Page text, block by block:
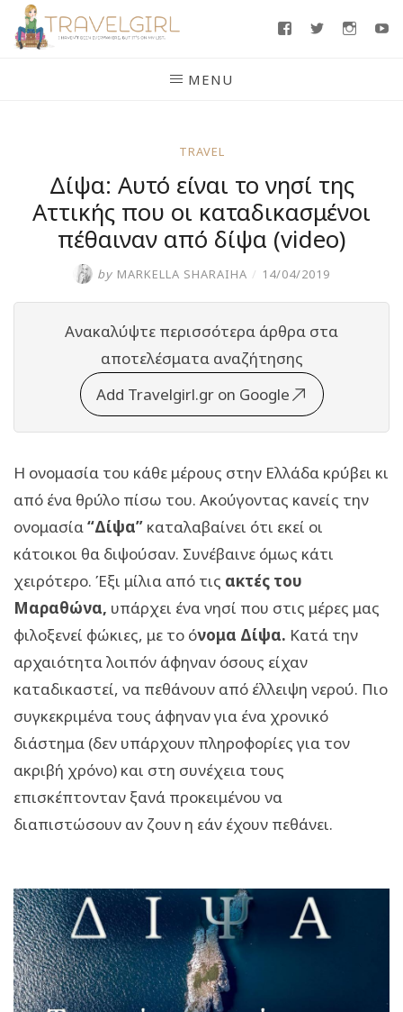
Skip
FacebookTwitter
MENU
TRAVEL
Δίψα: Αυτό είναι το νησί της
Αττικής που οι καταδικασμένοι
πέθαιναν από δίψα (video)
by MARKELLA SHARAIHA / 14/04/2019
Ανακαλύψτε περισσότερα άρθρα στα
αποτελέσματα αναζήτησης
Add Travelgirl.gr on Google
Η ονομασία του κάθε μέρους στην Ελλάδα κρύβει κι
από ένα θρύλο πίσω του. Ακούγοντας κανείς την
ονομασία“Δίψα” καταλαβαίνει ότι εκεί οι
κάτοικοι θα διψούσαν. Συνέβαινε όμως κάτι
χειρότερο. Έξι μίλια από τις ακτές του
Μαραθώνα, υπάρχει ένα νησί που στις μέρες μας
φιλοξενεί φώκιες, με το όνομα Δίψα. Κατά την
αρχαιότητα λοιπόν άφηναν όσους είχαν
καταδικαστεί, να πεθάνουν από έλλειψη νερού. Πιο
συγκεκριμένα τους άφηναν για ένα χρονικό
διάστημα (δεν υπάρχουν πληροφορίες για τον
ακριβή χρόνο) και στη συνέχεια τους
επισκέπτονταν ξανά προκειμένου να
διαπιστώσουν αν ζουν η εάν έχουν πεθάνει.